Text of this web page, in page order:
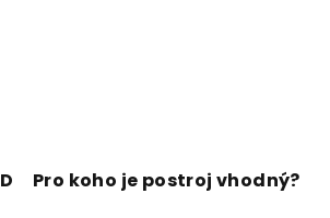
D Pro koho je postroj vhodný?